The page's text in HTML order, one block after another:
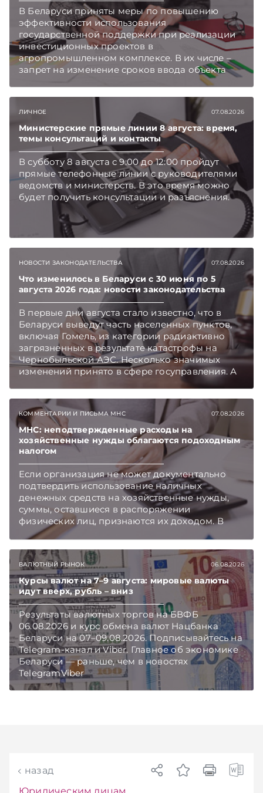
В Беларуси приняты меры по повышению
эффективности использования
государственной поддержки при реализации
инвестиционных проектов в
агропромышленном комплексе. В их числе –
запрет на изменение сроков ввода объекта
инвестиций в эксплуатацию и его выхода на
Telegram‑канал и Viber. Главное об экономике
Беларуси — раньше, чем в новостях
TelegramViber
ЛИЧНОЕ 07.08.2026
Министерские прямые линии 8 августа: время,
темы консультаций и контакты
В субботу 8 августа с 9:00 до 12:00 пройдут
прямые телефонные линии с руководителями
ведомств и министерств. В это время можно
будет получить консультации и разъяснения.
НОВОСТИ ЗАКОНОДАТЕЛЬСТВА 07.08.2026
Что изменилось в Беларуси с 30 июня по 5
августа 2026 года: новости законодательства
В первые дни августа стало известно, что в
Беларуси выведут часть населенных пунктов,
включая Гомель, из категории радиактивно
загрязненных в результате катастрофы на
Чернобыльской АЭС. Несколько значимых
изменений принято в сфере госуправления. А
бизнесу вновь дали надежду на сокращение
который приходится изучать ежегодно.
Очередные меры по оптимизации
нормотворчества предусмотрены в
постановлении Совмина. Подписывайтесь на
Telegram‑канал и Viber. Главное об экономике
Беларуси — раньше, чем в новостях
TelegramViber
КОММЕНТАРИИ И ПИСЬМА МНС 07.08.2026
МНС: неподтвержденные расходы на
хозяйственные нужды облагаются подоходным
налогом
Если организация не может документально
подтвердить использование наличных
денежных средств на хозяйственные нужды,
суммы, оставшиеся в распоряжении
физических лиц, признаются их доходом. В
этом случае организация как налоговый агент
бюджет подоходный налог, напоминает МНС.
ВАЛЮТНЫЙ РЫНОК 06.08.2026
Курсы валют на 7–9 августа: мировые валюты
идут вверх, рубль – вниз
Результаты валютных торгов на БВФБ
06.08.2026 и курс обмена валют Нацбанка
Беларуси на 07–09.08.2026. Подписывайтесь на
Telegram‑канал и Viber. Главное об экономике
Беларуси — раньше, чем в новостях
TelegramViber
назад